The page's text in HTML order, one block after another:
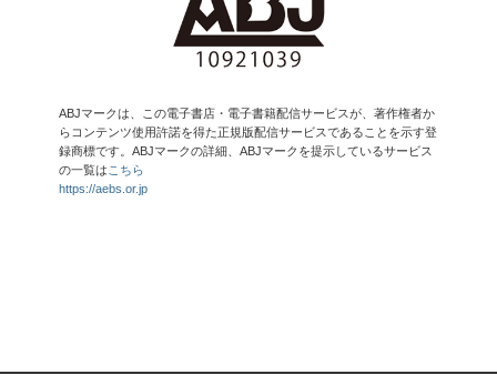
ABJマークは、この電子書店・電子書籍配信サービスが、著作権者か
らコンテンツ使用許諾を得た正規版配信サービスであることを示す登
録商標です。ABJマークの詳細、ABJマークを提示しているサービス
の一覧は こちら
https://aebs.or.jp